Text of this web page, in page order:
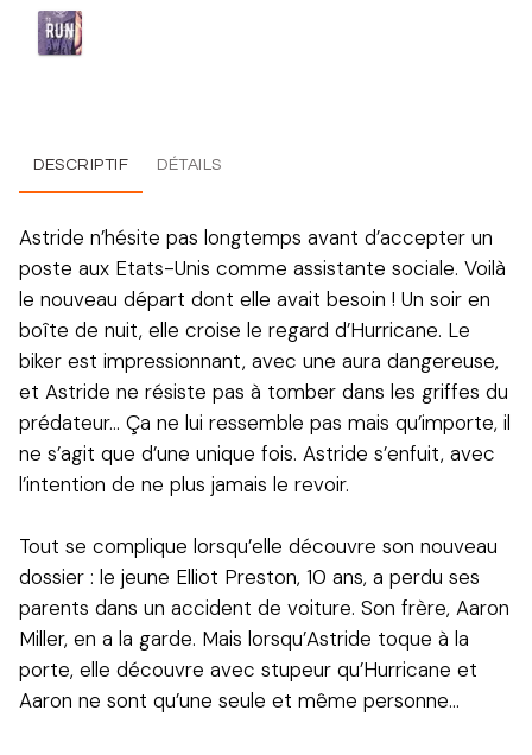
DESCRIPTIF DÉTAILS
Astride n’hésite pas longtemps avant d’accepter un
poste aux Etats-Unis comme assistante sociale. Voilà
le nouveau départ dont elle avait besoin ! Un soir en
boîte de nuit, elle croise le regard d’Hurricane. Le
biker est impressionnant, avec une aura dangereuse,
et Astride ne résiste pas à tomber dans les griffes du
prédateur… Ça ne lui ressemble pas mais qu’importe, il
ne s’agit que d’une unique fois. Astride s’enfuit, avec
l’intention de ne plus jamais le revoir.
Tout se complique lorsqu’elle découvre son nouveau
dossier : le jeune Elliot Preston, 10 ans, a perdu ses
parents dans un accident de voiture. Son frère, Aaron
Miller, en a la garde. Mais lorsqu’Astride toque à la
porte, elle découvre avec stupeur qu’Hurricane et
Aaron ne sont qu’une seule et même personne…